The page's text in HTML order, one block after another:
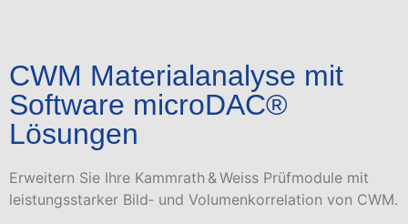
CWM Materialanalyse mit
Software microDAC®
Lösungen
Erweitern Sie Ihre Kammrath & Weiss Prüfmodule mit
leistungsstarker Bild‑ und Volumenkorrelation von CWM.